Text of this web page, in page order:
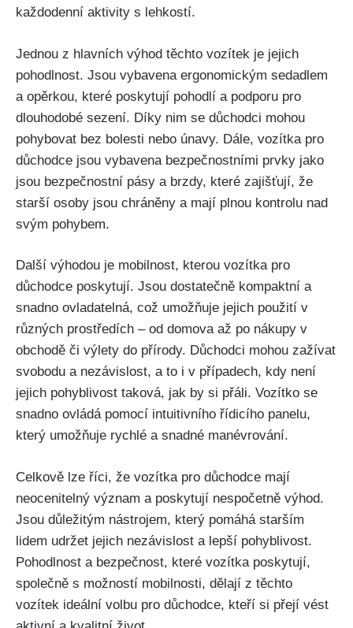
každodenní aktivity s lehkostí.
Jednou z hlavních výhod těchto vozítek je jejich
pohodlnost. Jsou vybavena ergonomickým sedadlem
a opěrkou, které poskytují pohodlí a podporu pro
dlouhodobé sezení. Díky nim se důchodci mohou
pohybovat bez bolesti nebo únavy. Dále, vozítka pro
důchodce jsou vybavena bezpečnostními prvky jako
jsou bezpečnostní pásy a brzdy, které zajišťují, že
starší osoby jsou chráněny a mají plnou kontrolu nad
svým pohybem.
Další výhodou je mobilnost, kterou vozítka pro
důchodce poskytují. Jsou dostatečně kompaktní a
snadno ovladatelná, což umožňuje jejich použití v
různých prostředích – od domova až po nákupy v
obchodě či výlety do přírody. Důchodci mohou zažívat
svobodu a nezávislost, a to i v případech, kdy není
jejich pohyblivost taková, jak by si přáli. Vozítko se
snadno ovládá pomocí intuitivního řídicího panelu,
který umožňuje rychlé a snadné manévrování.
Celkově lze říci, že vozítka pro důchodce mají
neocenitelný význam a poskytují nespočetně výhod.
Jsou důležitým nástrojem, který pomáhá starším
lidem udržet jejich nezávislost a lepší pohyblivost.
Pohodlnost a bezpečnost, které vozítka poskytují,
společně s možností mobilnosti, dělají z těchto
vozítek ideální volbu pro důchodce, kteří si přejí vést